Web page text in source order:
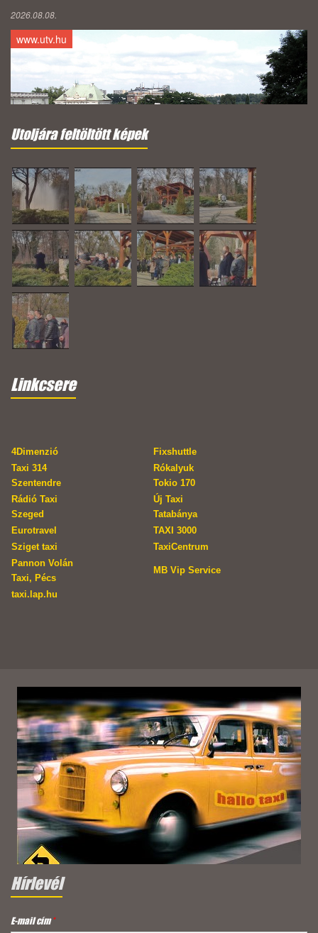
2026.08.08.
www.utv.hu
Utoljára feltöltött képek
Linkcsere
4Dimenzió
Fixshuttle
Taxi 314
Szentendre
Rókalyuk
Tokio 170
Rádió Taxi
Szeged
Új Taxi
Tatabánya
Eurotravel
TAXI 3000
Sziget taxi
TaxiCentrum
Pannon Volán
Taxi, Pécs
MB Vip Service
taxi.lap.hu
Hírlevél
E-mail cím*